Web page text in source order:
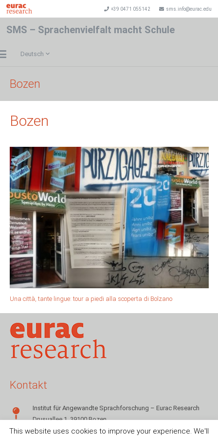
+39 0471 055142 sms.info@eurac.edu
SMS – Sprachenvielfalt macht Schule
Deutsch
Bozen
Bozen
Una città, tante lingue: tour a piedi alla scoperta di Bolzano
Kontakt
Institut für Angewandte Sprachforschung – Eurac Research
Drusuallee 1, 39100 Bozen
+39 0471 055142
This website uses cookies to improve your experience. We'll